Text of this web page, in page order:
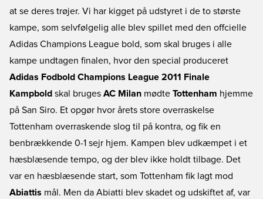
at se deres trøjer. Vi har kigget på udstyret i de to største
kampe, som selvfølgelig alle blev spillet med den offcielle
Adidas Champions League bold, som skal bruges i alle
kampe undtagen finalen, hvor den special produceret
Adidas Fodbold Champions League 2011 Finale
Kampbold skal bruges AC Milan mødte Tottenham hjemme
på San Siro. Et opgør hvor årets store overraskelse
Tottenham overraskende slog til på kontra, og fik en
benbrækkende 0-1 sejr hjem. Kampen blev udkæmpet i et
hæsblæsende tempo, og der blev ikke holdt tilbage. Det
var en hæsblæsende start, som Tottenham fik lagt mod
Abiattis mål. Men da Abiatti blev skadet og udskiftet af, var